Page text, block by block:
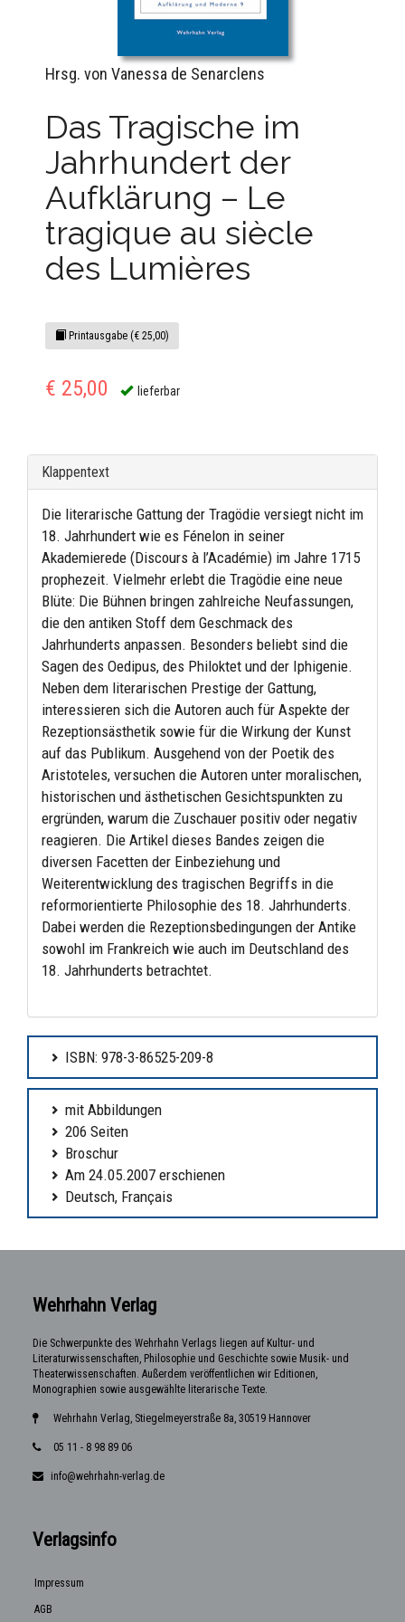
Hrsg. von Vanessa de Senarclens
Das Tragische im
Jahrhundert der
Aufklärung – Le
tragique au siècle
des Lumières
Printausgabe (€ 25,00)
€ 25,00 lieferbar
Klappentext
Die literarische Gattung der Tragödie versiegt nicht im
18. Jahrhundert wie es Fénelon in seiner
Akademierede (Discours à l’Académie) im Jahre 1715
prophezeit. Vielmehr erlebt die Tragödie eine neue
Blüte: Die Bühnen bringen zahlreiche Neufassungen,
die den antiken Stoff dem Geschmack des
Jahrhunderts anpassen. Besonders beliebt sind die
Sagen des Oedipus, des Philoktet und der Iphigenie.
Neben dem literarischen Prestige der Gattung,
interessieren sich die Autoren auch für Aspekte der
Rezeptionsästhetik sowie für die Wirkung der Kunst
auf das Publikum. Ausgehend von der Poetik des
Aristoteles, versuchen die Autoren unter moralischen,
historischen und ästhetischen Gesichtspunkten zu
ergründen, warum die Zuschauer positiv oder negativ
reagieren. Die Artikel dieses Bandes zeigen die
diversen Facetten der Einbeziehung und
Weiterentwicklung des tragischen Begriffs in die
reformorientierte Philosophie des 18. Jahrhunderts.
Dabei werden die Rezeptionsbedingungen der Antike
sowohl im Frankreich wie auch im Deutschland des
18. Jahrhunderts betrachtet.
ISBN: 978-3-86525-209-8
mit Abbildungen
206 Seiten
Broschur
Am 24.05.2007 erschienen
Deutsch, Français
Wehrhahn Verlag
Die Schwerpunkte des Wehrhahn Verlags liegen auf Kultur- und
Literaturwissenschaften, Philosophie und Geschichte sowie Musik- und
Theaterwissenschaften. Außerdem veröffentlichen wir Editionen,
Monographien sowie ausgewählte literarische Texte.
Wehrhahn Verlag, Stiegelmeyerstraße 8a, 30519 Hannover
05 11 - 8 98 89 06
info@wehrhahn-verlag.de
Verlagsinfo
Impressum
AGB